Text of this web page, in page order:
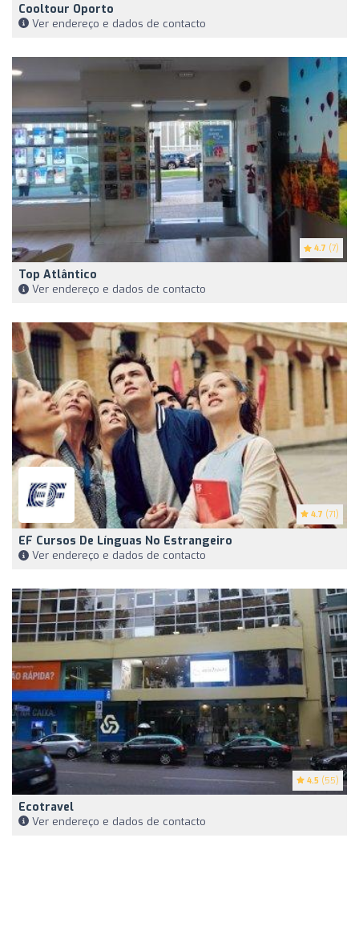
Cooltour Oporto
Ver endereço e dados de contacto
4.7 (7)
Top Atlântico
Ver endereço e dados de contacto
4.7 (71)
EF Cursos De Línguas No Estrangeiro
Ver endereço e dados de contacto
4.5 (55)
Ecotravel
Ver endereço e dados de contacto